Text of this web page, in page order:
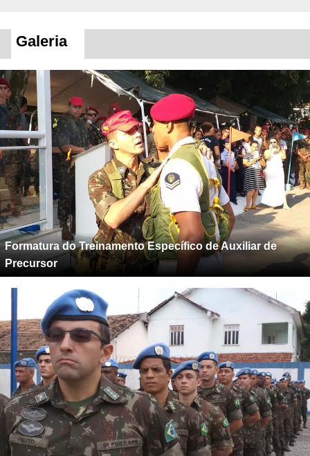
Galeria
Formatura do Treinamento Específico de Auxiliar de
Precursor